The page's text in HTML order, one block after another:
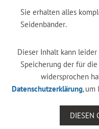
Sie erhalten alles
Seidenbänder.
Dieser Inhalt kann
Speicherung der für
widersprochen
Datenschutzerklärung, um
DIESEN